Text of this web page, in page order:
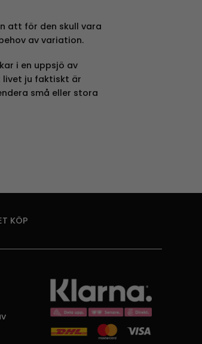
att för den skull vara
av variation.
i en uppsjö av
livet ju faktiskt är
små eller stora
KÖP